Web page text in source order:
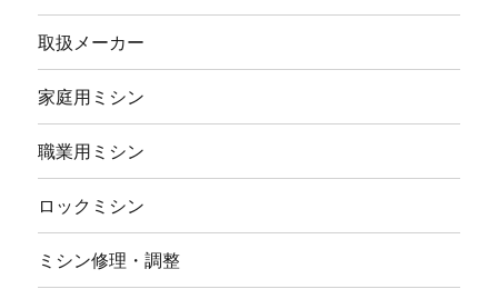
取扱メーカー
家庭用ミシン
職業用ミシン
ロックミシン
ミシン修理・調整